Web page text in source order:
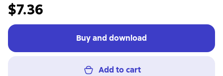
$7.36
Buy and download
Add to cart